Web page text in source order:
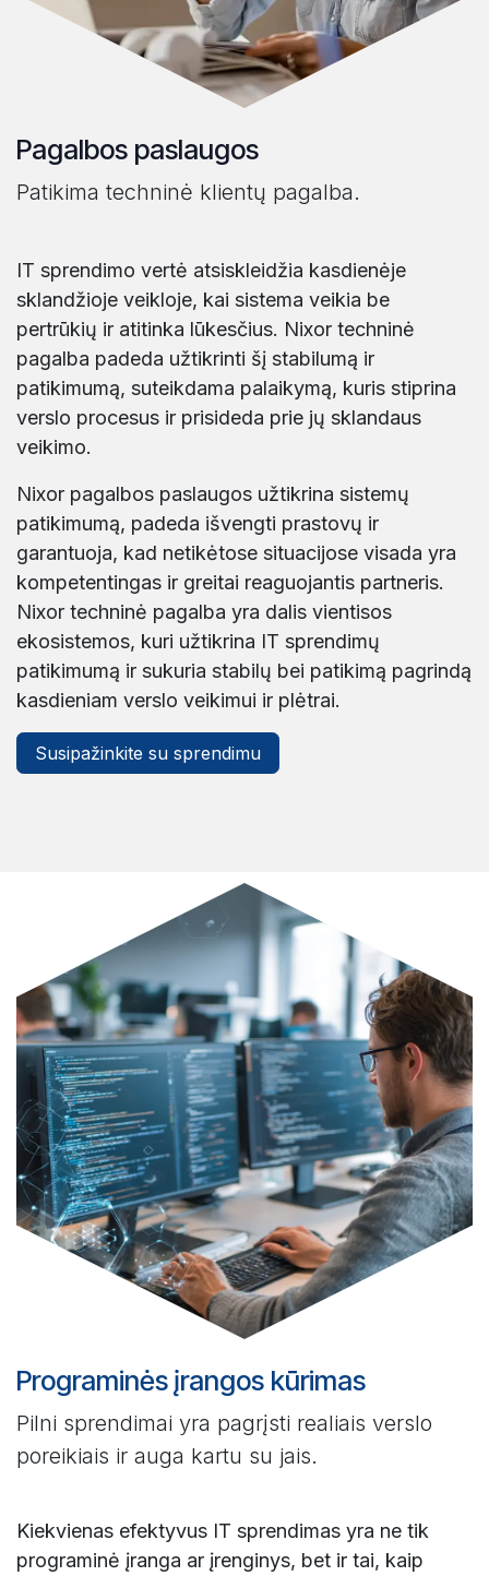
Pagalbos paslaugos
Patikima techninė klientų pagalba.
IT sprendimo vertė atsiskleidžia kasdienėje
sklandžioje veikloje, kai sistema veikia be
pertrūkių ir atitinka lūkesčius. Nixor techninė
pagalba padeda užtikrinti šį stabilumą ir
patikimumą, suteikdama palaikymą, kuris stiprina
verslo procesus ir prisideda prie jų sklandaus
veikimo.
Nixor pagalbos paslaugos užtikrina sistemų
patikimumą, padeda išvengti prastovų ir
garantuoja, kad netikėtose situacijose visada yra
kompetentingas ir greitai reaguojantis partneris.
Nixor techninė pagalba yra dalis vientisos
ekosistemos, kuri užtikrina IT sprendimų
patikimumą ir sukuria stabilų bei patikimą pagrindą
kasdieniam verslo veikimui ir plėtrai.
Susipažinkite su sprendimu
Programinės įrangos kūrimas
Pilni sprendimai yra pagrįsti realiais verslo
poreikiais ir auga kartu su jais.
Kiekvienas efektyvus IT sprendimas yra ne tik
programinė įranga ar įrenginys, bet ir tai, kaip